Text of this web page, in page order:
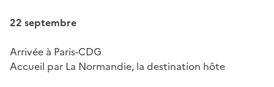
22 septembre
Arrivée à Paris-CDG
Accueil par La Normandie, la destination hôte